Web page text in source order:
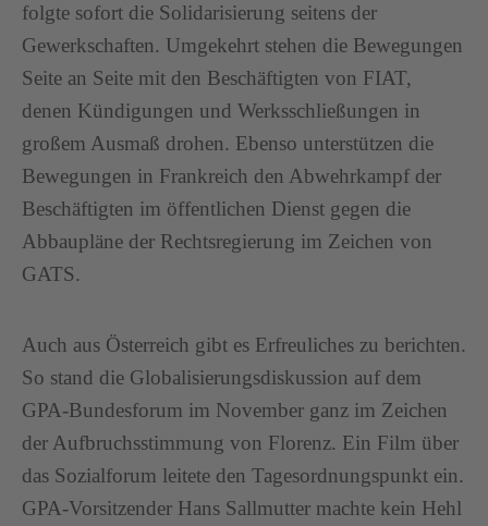
folgte sofort die Solidarisierung seitens der
Gewerkschaften. Umgekehrt stehen die Bewegungen
Seite an Seite mit den Beschäftigten von FIAT,
denen Kündigungen und Werksschließungen in
großem Ausmaß drohen. Ebenso unterstützen die
Bewegungen in Frankreich den Abwehrkampf der
Beschäftigten im öffentlichen Dienst gegen die
Abbaupläne der Rechtsregierung im Zeichen von
GATS.
Auch aus Österreich gibt es Erfreuliches zu berichten.
So stand die Globalisierungsdiskussion auf dem
GPA-Bundesforum im November ganz im Zeichen
der Aufbruchsstimmung von Florenz. Ein Film über
das Sozialforum leitete den Tagesordnungspunkt ein.
GPA-Vorsitzender Hans Sallmutter machte kein Hehl